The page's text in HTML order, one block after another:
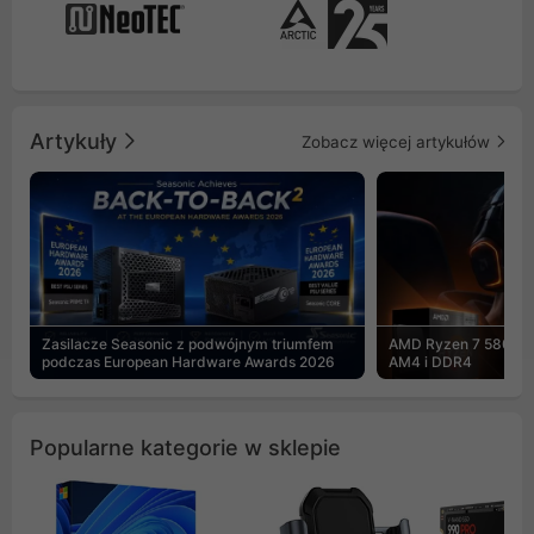
Artykuły Zobacz więcej artykułów
Zasilacze Seasonic z podwójnym triumfem
podczas European Hardware Awards 2026
AMD Ryzen 7
AM4 i DDR4
Popularne kategorie w sklepie